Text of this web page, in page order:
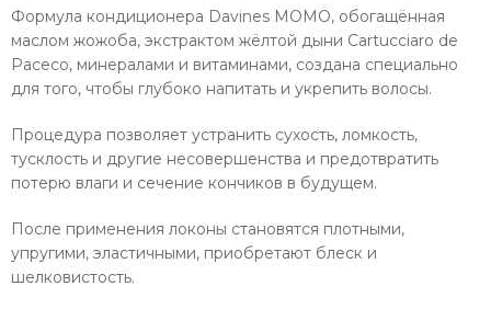
Формула кондиционера Davines MOMO, обогащённая
маслом жожоба, экстрактом жёлтой дыни Cartucciaro de
Paceco, минералами и витаминами, создана специально
для того, чтобы глубоко напитать и укрепить волосы.
Процедура позволяет устранить сухость, ломкость,
тусклость и другие несовершенства и предотвратить
потерю влаги и сечение кончиков в будущем.
После применения локоны становятся плотными,
упругими, эластичными, приобретают блеск и
шелковистость.